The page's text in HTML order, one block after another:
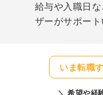
給与や入職日
ザーがサポート
いま転職
希望や経